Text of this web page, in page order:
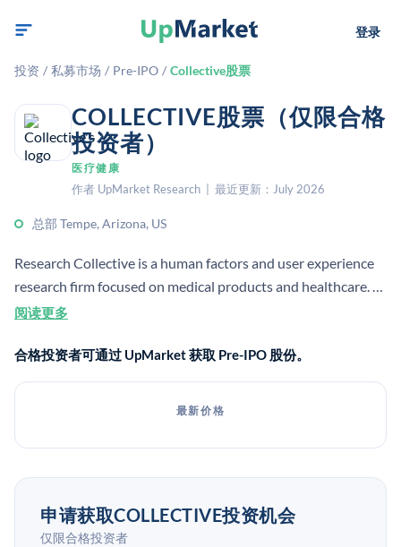
登录
投资 / 私募市场 / Pre-IPO / Collective股票
COLLECTIVE股票（仅限合格
投资者）
医疗健康
作者 UpMarket Research | 最近更新：July 2026
总部 Tempe, Arizona, US
Research Collective is a human factors and user experience
research firm focused on medical products and healthcare. It
helps clients design and evaluate products to improve
阅读更多
合格投资者可通过 UpMarket 获取 Pre-IPO 股份。
最新价格
申请获取COLLECTIVE投资机会
仅限合格投资者